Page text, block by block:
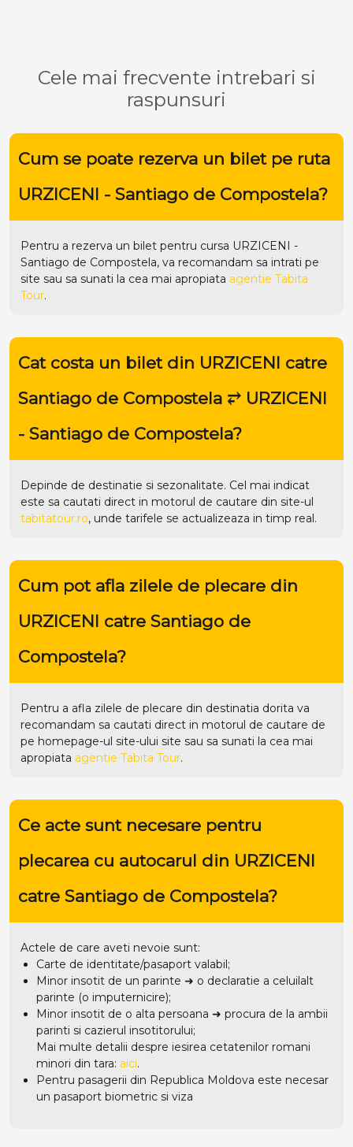
Cele mai frecvente intrebari si
raspunsuri
Cum se poate rezerva un bilet pe ruta
URZICENI - Santiago de Compostela?
Pentru a rezerva un bilet pentru cursa URZICENI -
Santiago de Compostela, va recomandam sa intrati pe
site sau sa sunati la cea mai apropiata agentie Tabita
Tour.
Cat costa un bilet din URZICENI catre
Santiago de Compostela ⥂ URZICENI
- Santiago de Compostela?
Depinde de destinatie si sezonalitate. Cel mai indicat
este sa cautati direct in motorul de cautare din site-ul
tabitatour.ro, unde tarifele se actualizeaza in timp real.
Cum pot afla zilele de plecare din
URZICENI catre Santiago de
Compostela?
Pentru a afla zilele de plecare din destinatia dorita va
recomandam sa cautati direct in motorul de cautare de
pe homepage-ul site-ului site sau sa sunati la cea mai
apropiata agentie Tabita Tour.
Ce acte sunt necesare pentru
plecarea cu autocarul din URZICENI
catre Santiago de Compostela?
Actele de care aveti nevoie sunt:
Carte de identitate/pasaport valabil;
Minor insotit de un parinte ➜ o declaratie a celuilalt
parinte (o imputernicire);
Minor insotit de o alta persoana ➜ procura de la ambii
parinti si cazierul insotitorului;
Mai multe detalii despre iesirea cetatenilor romani
minori din tara: aici.
Pentru pasagerii din Republica Moldova este necesar
un pasaport biometric si viza